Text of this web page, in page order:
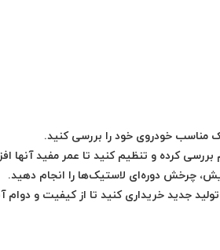
مناسب خودروی خود را بررسی کنید.
کرده و تنظیم کنید تا عمر مفید آنها
چرخش دوره‌ای لاستیک‌ها را انجام دهید.
جدید خریداری کنید تا از کیفیت و دوام